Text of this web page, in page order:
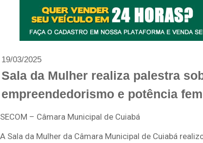
19/03/2025
Sala da Mulher realiza palestra
empreendedorismo e potência
SECOM – Câmara Municipal de Cuiabá
A Sala da Mulher da Câmara Municipal de Cuiabá